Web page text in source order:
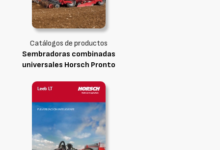
Catálogos de productos
Sembradoras combinadas
universales Horsch Pronto